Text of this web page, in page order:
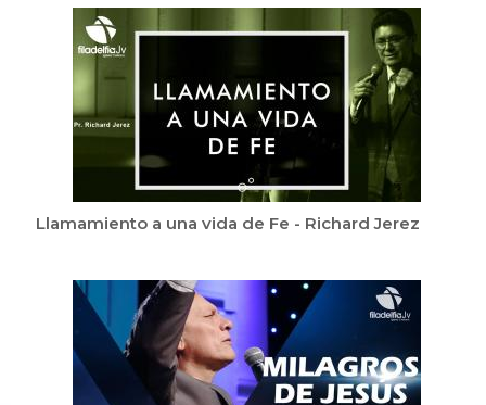
Llamamiento a una vida de Fe - Richard Jerez